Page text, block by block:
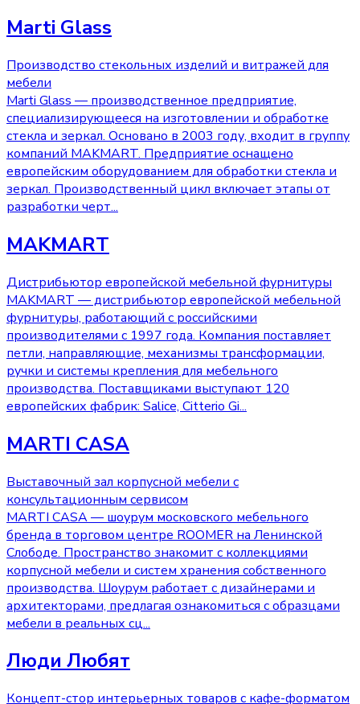
Marti Glass
Производство стекольных изделий и витражей для
мебели
Marti Glass — производственное предприятие,
специализирующееся на изготовлении и обработке
стекла и зеркал. Основано в 2003 году, входит в группу
компаний MAKMART. Предприятие оснащено
европейским оборудованием для обработки стекла и
зеркал. Производственный цикл включает этапы от
разработки черт...
MAKMART
Дистрибьютор европейской мебельной фурнитуры
MAKMART — дистрибьютор европейской мебельной
фурнитуры, работающий с российскими
производителями с 1997 года. Компания поставляет
петли, направляющие, механизмы трансформации,
ручки и системы крепления для мебельного
производства. Поставщиками выступают 120
европейских фабрик: Salice, Citterio Gi...
MARTI CASA
Выставочный зал корпусной мебели с
консультационным сервисом
MARTI CASA — шоурум московского мебельного
бренда в торговом центре ROOMER на Ленинской
Слободе. Пространство знакомит с коллекциями
корпусной мебели и систем хранения собственного
производства. Шоурум работает с дизайнерами и
архитекторами, предлагая ознакомиться с образцами
мебели в реальных сц...
Люди Любят
Концепт-стор интерьерных товаров с кафе-форматом